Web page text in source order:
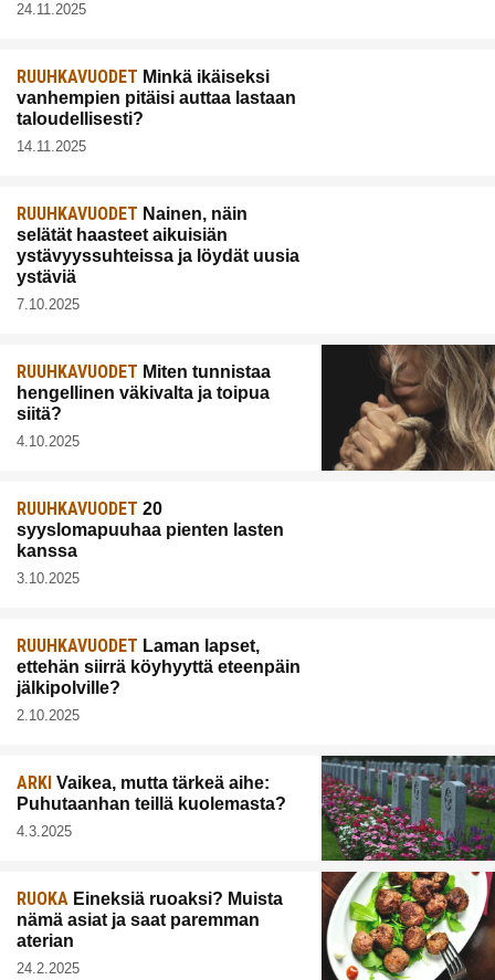
24.11.2025
RUUHKAVUODET Minkä ikäiseksi
vanhempien pitäisi auttaa lastaan
taloudellisesti?
14.11.2025
RUUHKAVUODET Nainen, näin
selätät haasteet aikuisiän
ystävyyssuhteissa ja löydät uusia
ystäviä
7.10.2025
RUUHKAVUODET Miten tunnistaa
hengellinen väkivalta ja toipua
siitä?
4.10.2025
RUUHKAVUODET 20
syyslomapuuhaa pienten lasten
kanssa
3.10.2025
RUUHKAVUODET Laman lapset,
ettehän siirrä köyhyyttä eteenpäin
jälkipolville?
2.10.2025
ARKI Vaikea, mutta tärkeä aihe:
Puhutaanhan teillä kuolemasta?
4.3.2025
RUOKA Eineksiä ruoaksi? Muista
nämä asiat ja saat paremman
aterian
24.2.2025